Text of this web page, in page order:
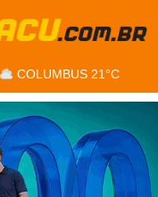
COLUMBUS 21°C